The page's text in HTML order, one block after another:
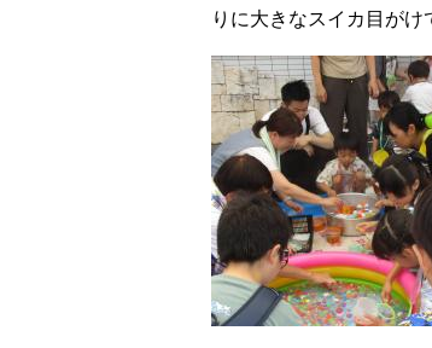
りに大きなスイカ目がけ